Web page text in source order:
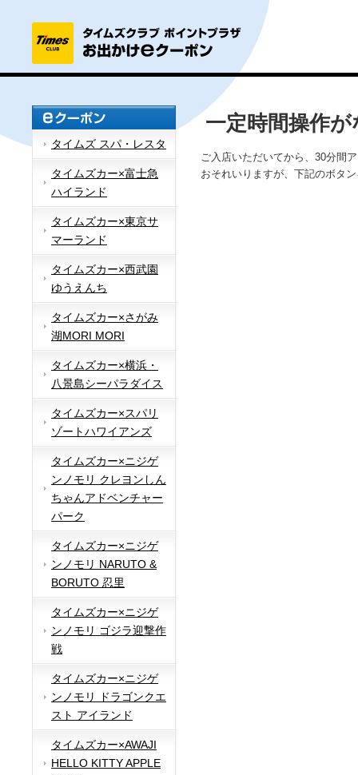
タイムズ スパ・レスタ
タイムズカー×富士急
ハイランド
タイムズカー×東京サ
マーランド
タイムズカー×西武園
ゆうえんち
タイムズカー×さがみ
湖MORI MORI
タイムズカー×横浜・
八景島シーパラダイス
タイムズカー×スパリ
ゾートハワイアンズ
タイムズカー×ニジゲ
ンノモリ クレヨンしん
ちゃんアドベンチャー
パーク
タイムズカー×ニジゲ
ンノモリ NARUTO &
BORUTO 忍里
タイムズカー×ニジゲ
ンノモリ ゴジラ迎撃作
戦
タイムズカー×ニジゲ
ンノモリ ドラゴンクエ
スト アイランド
タイムズカー×AWAJI
HELLO KITTY APPLE
一定時間操作
ご入店いただいてから、30分間
おそれいりますが、下記のボタ